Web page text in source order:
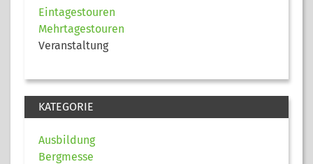
Eintagestouren
Mehrtagestouren
Veranstaltung
KATEGORIE
Ausbildung
Bergmesse